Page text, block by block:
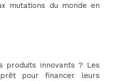
mutations du monde en
produits innovants ? Les
pour financer leurs